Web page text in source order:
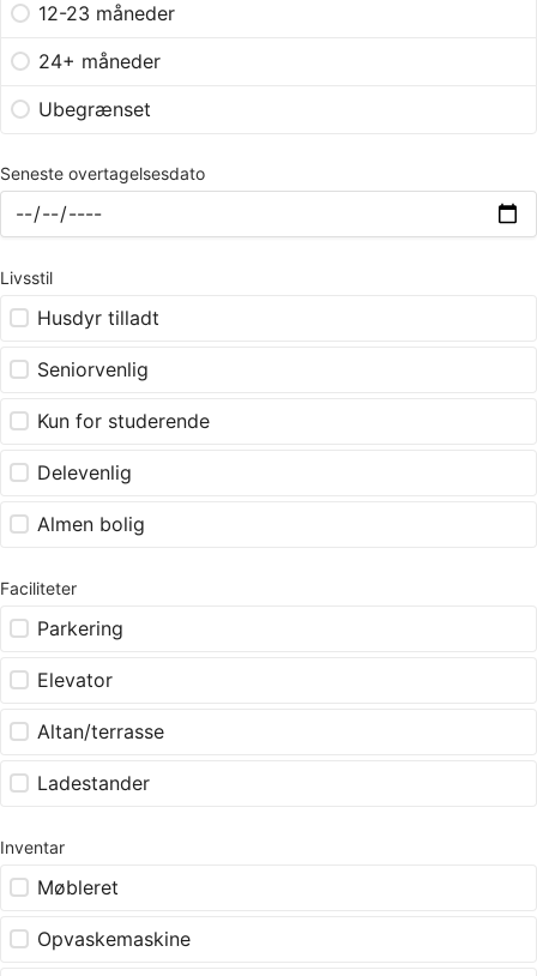
12-23 måneder
24+ måneder
Ubegrænset
Seneste overtagelsesdato
Livsstil
Husdyr tilladt
Seniorvenlig
Kun for studerende
Delevenlig
Almen bolig
Faciliteter
Parkering
Elevator
Altan/terrasse
Ladestander
Inventar
Møbleret
Opvaskemaskine